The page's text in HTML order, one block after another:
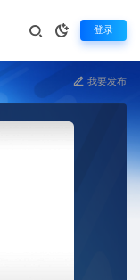
登录
我要发布